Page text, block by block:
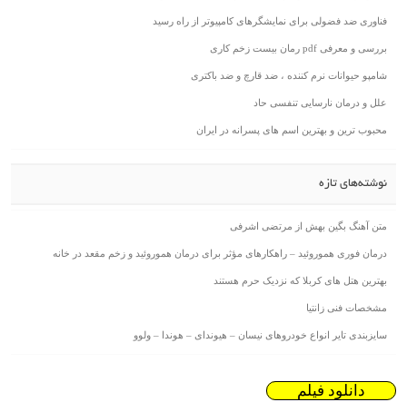
فناوری ضد فضولی برای نمایشگرهای کامپیوتر از راه رسید
بررسی و معرفی pdf رمان بیست زخم کاری
شامپو حیوانات نرم کننده ، ضد قارچ و ضد باکتری
علل و درمان نارسایی تنفسی حاد
محبوب ترین و بهترین اسم های پسرانه در ایران
نوشته‌های تازه
متن آهنگ بگین بهش از مرتضی اشرفی
درمان فوری هموروئید – راهکارهای مؤثر برای درمان هموروئید و زخم مقعد در خانه
بهترین هتل های کربلا که نزدیک حرم هستند
مشخصات فنی زانتیا
سایزبندی تایر انواع خودروهای نیسان – هیوندای – هوندا – ولوو
دانلود فیلم